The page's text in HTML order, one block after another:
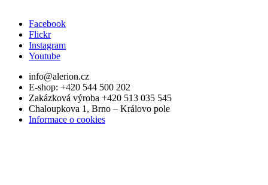
Sociální
sítě
Facebook
Flickr
Instagram
Youtube
info@alerion.cz
E-shop: +420 544 500 202
Zakázková výroba +420 513 035 545
Chaloupkova 1, Brno – Královo pole
Informace o cookies